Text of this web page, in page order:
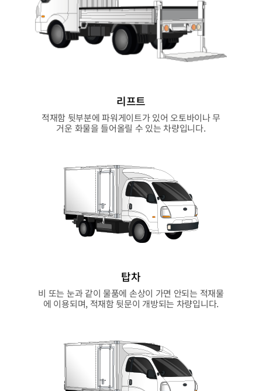
리프트
적재함 뒷부분에 파워게이트가 있어 오토바이나 무
거운 화물을 들어올릴 수 있는 차량입니다.
탑차
비 또는 눈과 같이 물품에 손상이 가면 안되는 적재물
에 이용되며, 적재함 뒷문이 개방되는 차량입니다.